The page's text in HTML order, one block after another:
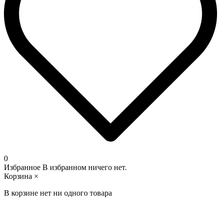
0
Избранное В избранном ничего нет.
Корзина ×
В корзине нет ни одного товара